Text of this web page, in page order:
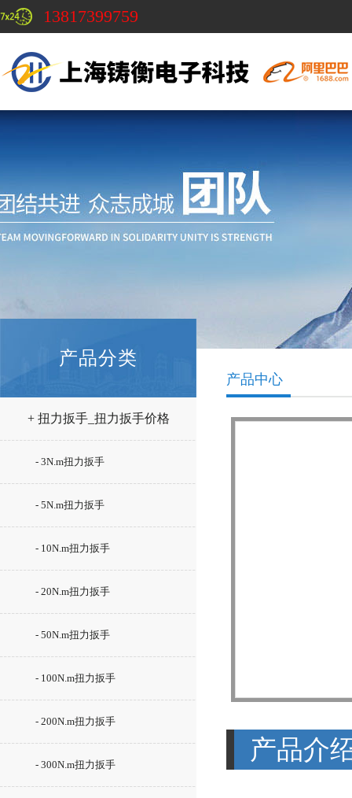
13817399759
产品分类
+ 扭力扳手_扭力扳手价格
- 3N.m扭力扳手
- 5N.m扭力扳手
- 10N.m扭力扳手
- 20N.m扭力扳手
- 50N.m扭力扳手
- 100N.m扭力扳手
- 200N.m扭力扳手
- 300N.m扭力扳手
产品中心
产品介